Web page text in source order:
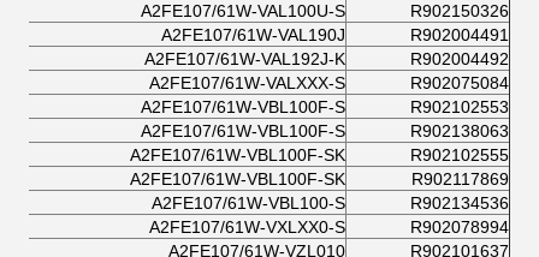
R902150326
A2FE107/61W-VAL100U-S
R902004491
A2FE107/61W-VAL190J
R902004492
A2FE107/61W-VAL192J-K
R902075084
A2FE107/61W-VALXXX-S
R902102553
A2FE107/61W-VBL100F-S
R902138063
A2FE107/61W-VBL100F-S
R902102555
A2FE107/61W-VBL100F-SK
R902117869
A2FE107/61W-VBL100F-SK
R902134536
A2FE107/61W-VBL100-S
R902078994
A2FE107/61W-VXLXX0-S
R902101637
A2FE107/61W-VZL010